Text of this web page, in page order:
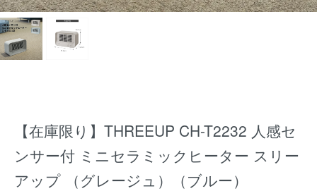
【在庫限り】THREEUP CH-T2232 人感セ
ンサー付 ミニセラミックヒーター スリー
アップ （グレージュ）（ブルー）